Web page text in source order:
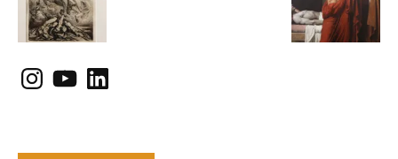
Instagram
YouTubeLinkedIn